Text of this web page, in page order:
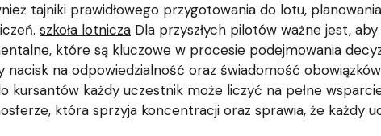
tajniki prawidłowego przygotowania do lotu,
szkoła lotnicza Dla przyszłych pilotów ważne jest,
które są kluczowe w procesie podejmowania
nacisk na odpowiedzialność oraz świadomość
kursantów każdy uczestnik może liczyć na pełne
która sprzyja koncentracji oraz sprawia, że każdy